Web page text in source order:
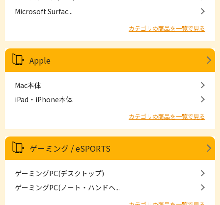
Microsoft Surfac...
カテゴリの商品を一覧で見る
Apple
Mac本体
iPad・iPhone本体
カテゴリの商品を一覧で見る
ゲーミング / eSPORTS
ゲーミングPC(デスクトップ)
ゲーミングPC(ノート・ハンドヘ...